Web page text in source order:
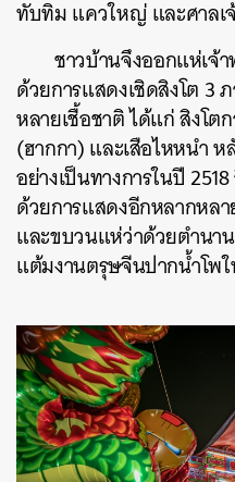
ทับทิม แควใหญ่ และศาลเ
ชาวบ้านจึงออกแห่เจ้
ด้วยการแสดงเชิดสิงโต 3
หลายเชื้อชาติ ได้แก่ สิงโต
(ฮากกา) และเสือไหหนำ
อย่างเป็นทางการในปี
ด้วยการแสดงอีกหลากหล
และขบวนแห่ว่าด้วยตำนา
แต้มงานตรุษจีนปากน้ำโพ